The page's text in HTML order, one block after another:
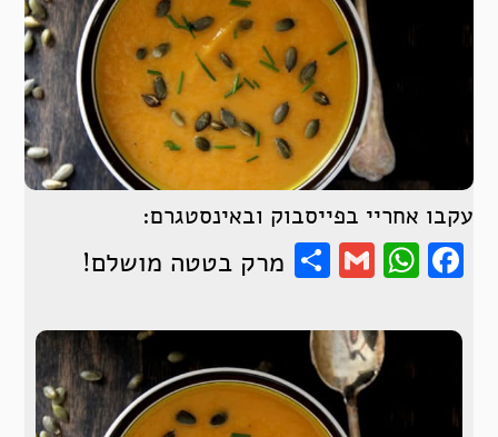
עקבו אחריי בפייסבוק ובאינסטגרם:
Facebook
WhatsApp
Gmail
Share
מרק בטטה מושלם!